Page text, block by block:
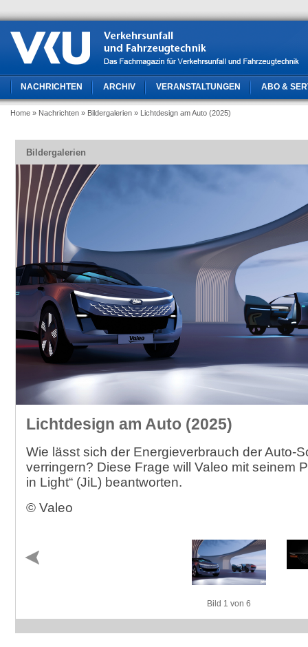
NACHRICHTEN ARCHIV VERANSTALTUNGEN ABO &
Home » Nachrichten » Bildergalerien » Lichtdesign am Auto (2025)
Bildergalerien
Lichtdesign am Auto (2025)
Wie lässt sich der Energieverbrauch der Auto-
verringern? Diese Frage will Valeo mit seinem
in Light“ (JiL) beantworten.
© Valeo
Bild 1 von 6